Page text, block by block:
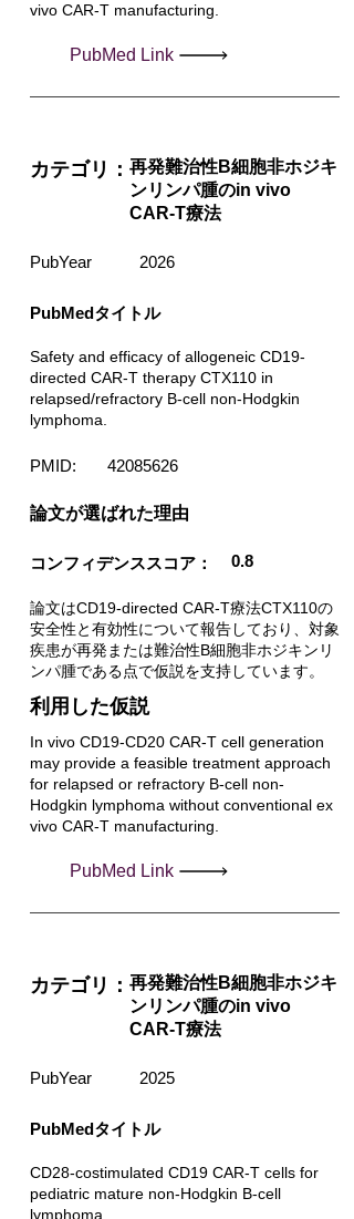
vivo CAR-T manufacturing.
PubMed Link
カテゴリ： 再発難治性B細胞非ホジキ
ンリンパ腫のin vivo
CAR-T療法
PubYear 2026
PubMedタイトル
Safety and efficacy of allogeneic CD19-
directed CAR-T therapy CTX110 in
relapsed/refractory B-cell non-Hodgkin
lymphoma.
PMID: 42085626
​論文が選ばれた理由
コンフィデンススコア： 0.8
論文はCD19-directed CAR-T療法CTX110の
安全性と有効性について報告しており、対象
疾患が再発または難治性B細胞非ホジキンリ
ンパ腫である点で仮説を支持しています。
利用した仮説
In vivo CD19-CD20 CAR-T cell generation
may provide a feasible treatment approach
for relapsed or refractory B-cell non-
Hodgkin lymphoma without conventional ex
vivo CAR-T manufacturing.
PubMed Link
カテゴリ： 再発難治性B細胞非ホジキ
ンリンパ腫のin vivo
CAR-T療法
PubYear 2025
PubMedタイトル
CD28-costimulated CD19 CAR-T cells for
pediatric mature non-Hodgkin B-cell
lymphoma.